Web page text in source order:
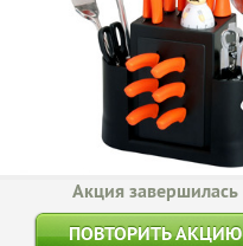
Акция завершилась
ПОВТОРИТЬ АКЦИЮ